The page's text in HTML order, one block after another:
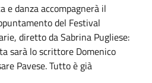
e danza accompagnerà il
del Festival
diretto da Sabrina Pugliese:
sarà lo scrittore Domenico
Pavese. Tutto è già